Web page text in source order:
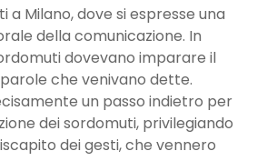
a Milano, dove si espresse una
della comunicazione. In
dovevano imparare il
che venivano dette.
un passo indietro per
dei sordomuti, privilegiando
dei gesti, che vennero